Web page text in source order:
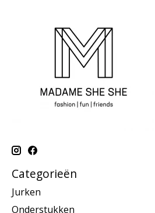
Categorieën
Jurken
Onderstukken